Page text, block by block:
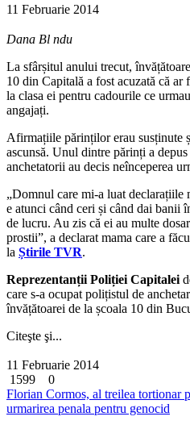
11 Februarie 2014
Dana Bl ndu
La sfârșitul anului trecut,
10 din Capitală a fost acuzată că
la clasa ei pentru cadourile ce
angajați.
Afirmațiile părinților erau susținute
ascunsă. Unul dintre părinți a
anchetatorii au decis neînceperea
„Domnul care mi-a luat declarațiile
e atunci când ceri și când dai banii
de lucru. Au zis că ei au multe
prostii”, a declarat mama care a
la Știrile TVR.
Reprezentanții Poliției Capitalei
care s-a ocupat polițistul de
învățătoarei de la școala 10 din
Citeşte şi...
11 Februarie 2014
1599
0
Florian Cormos, al treilea tortionar
urmarirea penala pentru genocid